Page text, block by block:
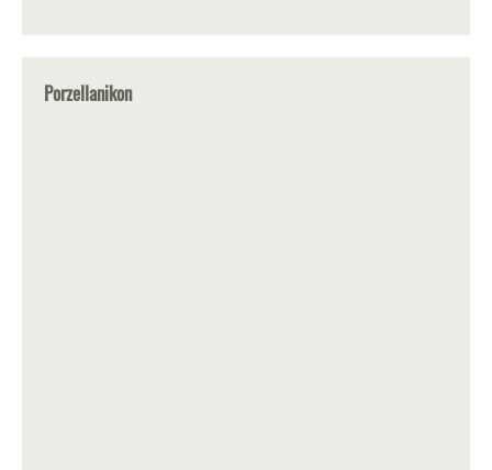
Porzellanikon